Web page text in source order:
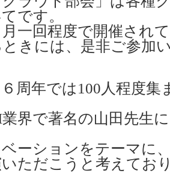
です。
一回程度で開催され
きには、是非ご参加
周年では100人程度
界で著名の山田先生
ーションをテーマに
いただこうと考えてお